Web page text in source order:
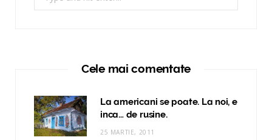
for:
Cele mai comentate
La americani se poate. La noi, e
inca… de rusine.
25 MARTIE, 2011